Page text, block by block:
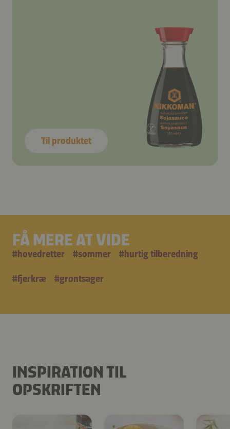
Til produktet
FÅ MERE AT VIDE
#hovedretter #sommer #hurtig tilberedning
#fjerkræ #grøntsager
INSPIRATION TIL
OPSKRIFTEN